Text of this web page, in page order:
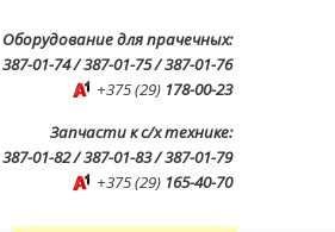
Оборудование для прачечных:
387-01-74 / 387-01-75 / 387-01-76
+375 (29) 178-00-23
Запчасти к с/х технике:
387-01-82 / 387-01-83 / 387-01-79
+375 (29) 165-40-70